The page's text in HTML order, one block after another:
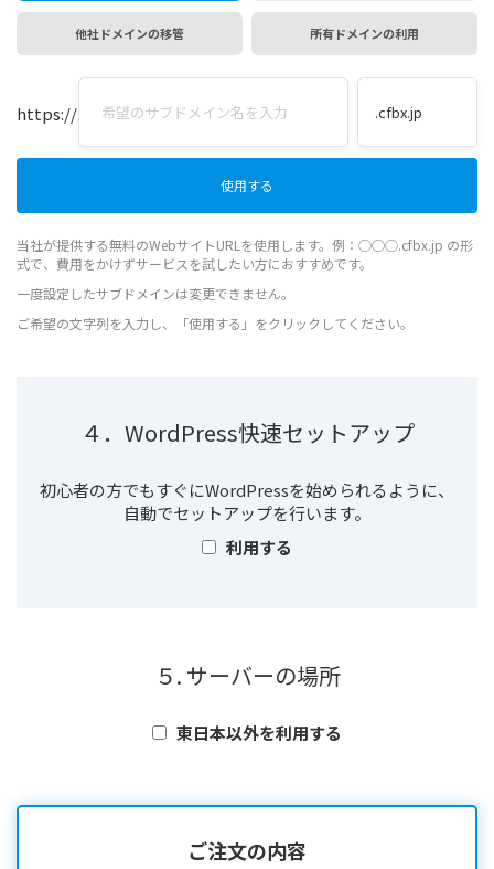
他社ドメインの移管 所有ドメインの利用
https://
当社が提供する無料のWebサイトURLを使用します。例：◯◯◯.cfbx.jp の形
式で、費用をかけずサービスを試したい方におすすめです。
一度設定したサブドメインは変更できません。
ご希望の文字列を入力し、「使用する」をクリックしてください。
４．WordPress快速セットアップ
初心者の方でもすぐにWordPressを始められるように、
自動でセットアップを行います。
利用する
５. サーバーの場所
東日本以外を利用する
ご注文の内容